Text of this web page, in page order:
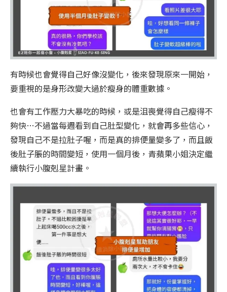
有時候也會覺得自己好像沒變化，後來發現原來一開始，
要重視的是身形改變大過於瘦身的體重數據。
也會有工作壓力大暴吃的時候，或是沮喪覺得自己瘦得不
夠快…不過當每週看到自己肚型變化，就會再多些信心，
發現自己不是拉肚子喔，而是真的排便量變多了，而且飯
後肚子脹的時間變短，使用一個月後，青蘋果小姐決定繼
續執行小腹剋星計畫。